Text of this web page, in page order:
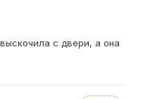
с двери, а она